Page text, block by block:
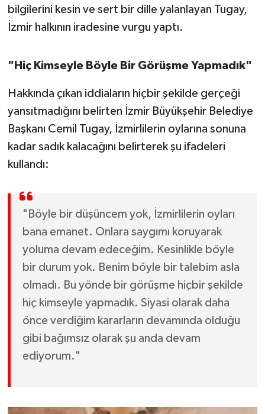
bilgilerini kesin ve sert bir dille yalanlayan Tugay,
İzmir halkının iradesine vurgu yaptı.
"Hiç Kimseyle Böyle Bir Görüşme Yapmadık"
Hakkında çıkan iddiaların hiçbir şekilde gerçeği
yansıtmadığını belirten İzmir Büyükşehir Belediye
Başkanı Cemil Tugay, İzmirlilerin oylarına sonuna
kadar sadık kalacağını belirterek şu ifadeleri
kullandı:
"Böyle bir düşüncem yok, İzmirlilerin oyları
bana emanet. Onlara saygımı koruyarak
yoluma devam edeceğim. Kesinlikle böyle
bir durum yok. Benim böyle bir talebim asla
olmadı. Bu yönde bir görüşme hiçbir şekilde
hiç kimseyle yapmadık. Siyasi olarak daha
önce verdiğim kararların devamında olduğu
gibi bağımsız olarak şu anda devam
ediyorum."
MANŞET
OLAY
OTOMOTİV
Resmi İlanlar
SEYAHAT
SİYASET
SPOR
SÜRMANŞET